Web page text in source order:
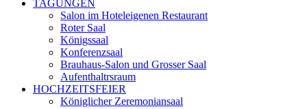
TAGUNGEN
Salon im Hoteleigenen Restaurant
Roter Saal
Königssaal
Konferenzsaal
Brauhaus-Salon und Grosser Saal
Aufenthaltrsraum
HOCHZEITSFEIER
Königlicher Zeremoniansaal